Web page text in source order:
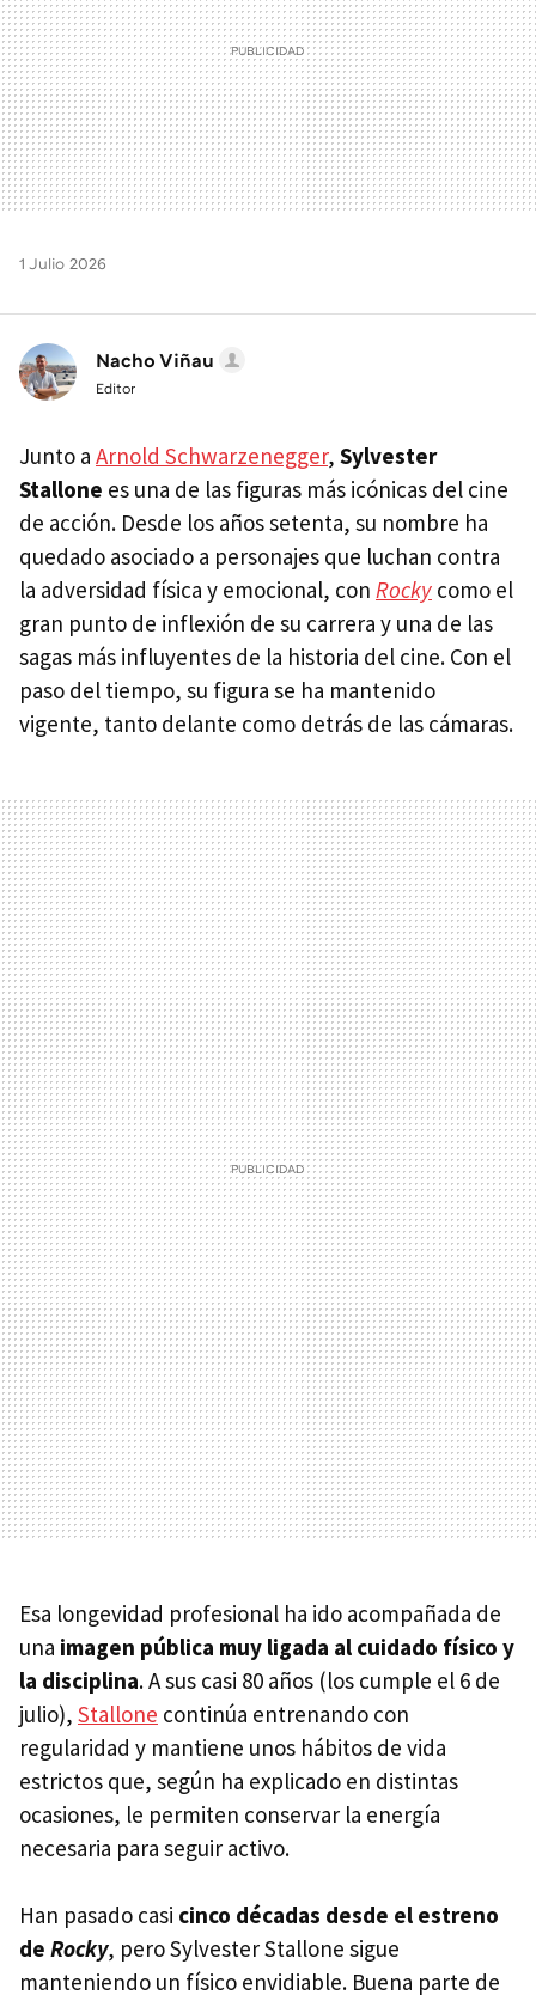
1 Julio 2026
Nacho Viñau
Editor
Junto a Arnold Schwarzenegger, Sylvester
Stallone es una de las figuras más icónicas del cine
de acción. Desde los años setenta, su nombre ha
quedado asociado a personajes que luchan contra
la adversidad física y emocional, con Rocky como el
gran punto de inflexión de su carrera y una de las
sagas más influyentes de la historia del cine. Con el
paso del tiempo, su figura se ha mantenido
vigente, tanto delante como detrás de las cámaras.
Esa longevidad profesional ha ido acompañada de
una imagen pública muy ligada al cuidado físico y
la disciplina. A sus casi 80 años (los cumple el 6 de
julio), Stallone continúa entrenando con
regularidad y mantiene unos hábitos de vida
estrictos que, según ha explicado en distintas
ocasiones, le permiten conservar la energía
necesaria para seguir activo.
Han pasado casi cinco décadas desde el estreno
de Rocky, pero Sylvester Stallone sigue
manteniendo un físico envidiable. Buena parte de